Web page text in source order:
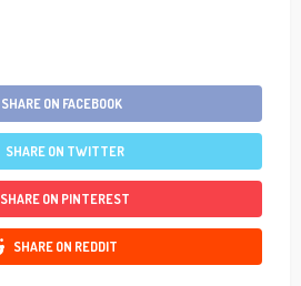
SHARE ON FACEBOOK
SHARE ON TWITTER
SHARE ON PINTEREST
SHARE ON REDDIT